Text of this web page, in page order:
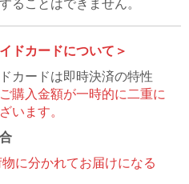
ることはできません。
ドカードについて＞
カードは即時決済の特性
ご購入金額が一時的に二重に
います。
に分かれてお届けになる